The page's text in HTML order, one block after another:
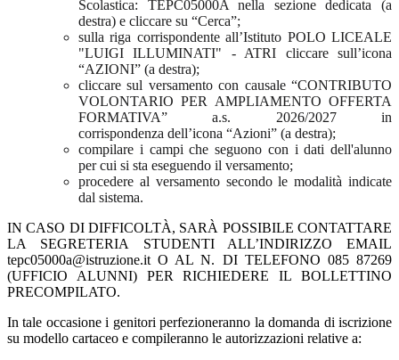
Scolastica: TEPC05000A nella sezione dedicata (a
destra) e cliccare su “Cerca”;
sulla riga corrispondente all’Istituto POLO LICEALE
"LUIGI ILLUMINATI" - ATRI cliccare sull’icona
“AZIONI” (a destra);
cliccare sul versamento con causale “CONTRIBUTO
VOLONTARIO PER AMPLIAMENTO OFFERTA
FORMATIVA” a.s. 2026/2027 in
corrispondenza dell’icona “Azioni” (a destra);
compilare i campi che seguono con i dati dell'alunno
per cui si sta eseguendo il versamento;
procedere al versamento secondo le modalità indicate
dal sistema.
IN CASO DI DIFFICOLTÀ, SARÀ POSSIBILE CONTATTARE
LA SEGRETERIA STUDENTI ALL’INDIRIZZO EMAIL
tepc05000a@istruzione.it O AL N. DI TELEFONO 085 87269
(UFFICIO ALUNNI) PER RICHIEDERE IL BOLLETTINO
PRECOMPILATO.
In tale occasione i genitori perfezioneranno la domanda di iscrizione
su modello cartaceo e compileranno le autorizzazioni relative a: